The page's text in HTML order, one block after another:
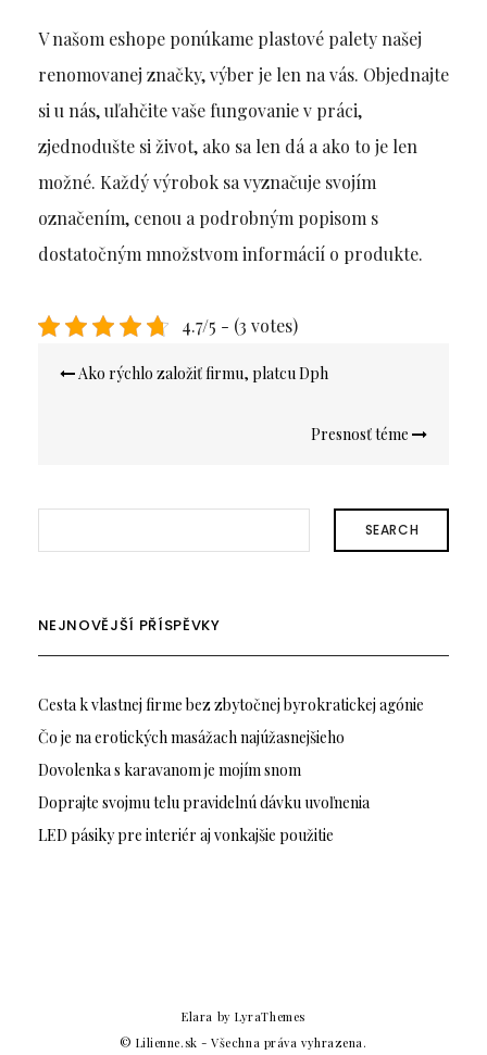
V našom eshope ponúkame plastové palety našej
renomovanej značky, výber je len na vás. Objednajte
si u nás, uľahčite vaše fungovanie v práci,
zjednodušte si život, ako sa len dá a ako to je len
možné. Každý výrobok sa vyznačuje svojím
označením, cenou a podrobným popisom s
dostatočným množstvom informácií o produkte.
4.7/5 - (3 votes)
Navigace
proAko rýchlo založiť firmu, platcu Dph
Presnosť téme
SEARCH
NEJNOVĚJŠÍ PŘÍSPĚVKY
Cesta k vlastnej firme bez zbytočnej byrokratickej agónie
Čo je na erotických masážach najúžasnejšieho
Dovolenka s karavanom je mojím snom
Doprajte svojmu telu pravidelnú dávku uvoľnenia
LED pásiky pre interiér aj vonkajšie použitie
Elara by LyraThemes
© Lilienne.sk - Všechna práva vyhrazena.